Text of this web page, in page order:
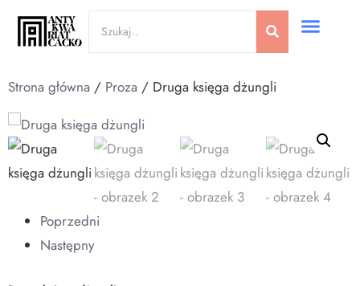
Strona główna / Proza / Druga księga dżungli
Poprzedni
Następny